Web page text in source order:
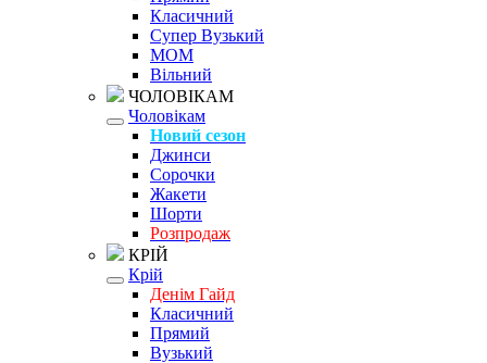
Класичний
Супер Вузький
MOM
Вільний
ЧОЛОВІКАМ
Чоловікам
Новий сезон
Джинси
Сорочки
Жакети
Шорти
Розпродаж
КРІЙ
Крій
Денім Гайд
Класичний
Прямий
Вузький